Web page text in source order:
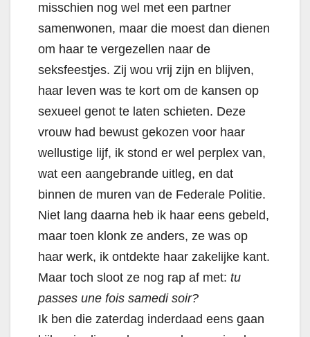
misschien nog wel met een partner
samenwonen, maar die moest dan dienen
om haar te vergezellen naar de
seksfeestjes. Zij wou vrij zijn en blijven,
haar leven was te kort om de kansen op
sexueel genot te laten schieten. Deze
vrouw had bewust gekozen voor haar
wellustige lijf, ik stond er wel perplex van,
wat een aangebrande uitleg, en dat
binnen de muren van de Federale Politie.
Niet lang daarna heb ik haar eens gebeld,
maar toen klonk ze anders, ze was op
haar werk, ik ontdekte haar zakelijke kant.
Maar toch sloot ze nog rap af met: tu
passes une fois samedi soir?
Ik ben die zaterdag inderdaad eens gaan